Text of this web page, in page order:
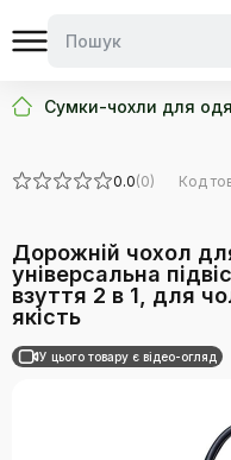
Сумки-чохли для
0.0(0) Код
Дорожній чохол
універсальна
взуття 2 в 1, для
якість
У цього товару є відео-огляд